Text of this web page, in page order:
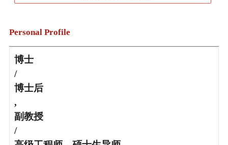
Personal Profile
博士
/
博士后
,
副教授
/